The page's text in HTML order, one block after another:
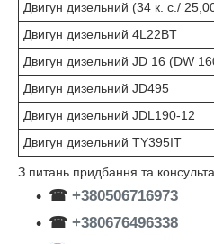
Двигун дизельний (34 к. с./
Двигун дизельний 4L22BT
Двигун дизельний JD 16 (DW
Двигун дизельний JD495
Двигун дизельний JDL190-12
Двигун дизельний TY395IT
З питань придбання та
☎ +380506716973
☎ +380676496338